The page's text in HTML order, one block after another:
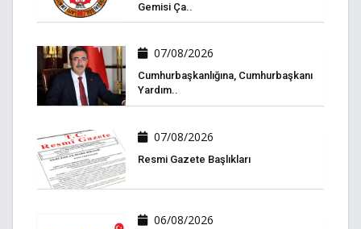
Gemisi Ça..
07/08/2026
Cumhurbaşkanlığına, Cumhurbaşkanı
Yardım..
07/08/2026
Resmi Gazete Başlıkları
06/08/2026